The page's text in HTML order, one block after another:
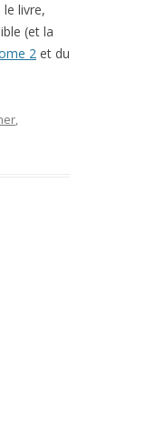
livre,
(et la
2 et du
,